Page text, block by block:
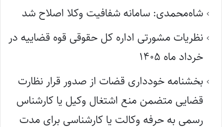
شاه‌محمدی: سامانه شفافیت وکلا اصلاح شد
نظریات مشورتی اداره کل حقوقی قوه قضاییه در
خرداد ماه ۱۴۰۵
بخشنامه خودداری قضات از صدور قرار نظارت
قضایی متضمن منع اشتغال وکیل یا کارشناس
رسمی به حرفه وکالت یا کارشناسی برای مدت